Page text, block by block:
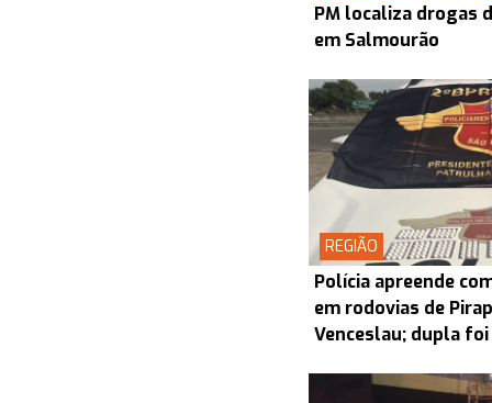
PM localiza drogas
em Salmourão
REGIÃO
Polícia apreende
em rodovias de
Venceslau; dupla